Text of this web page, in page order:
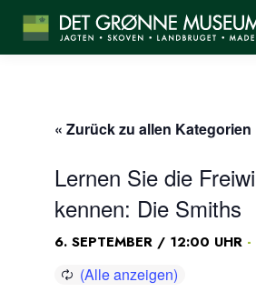
« Zurück zu allen Kategorien
Lernen Sie die
kennen: Die Smiths
6. SEPTEMBER / 12:00 UHR -